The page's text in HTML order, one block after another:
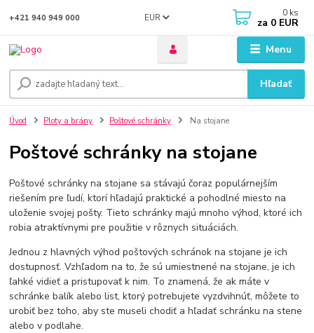
Menu
EUR
Hľadať
+421 940 949 000 0 ks
za 0 EUR
Úvod Ploty a brány Poštové schránky Na stojane
Poštové schránky na stojane
Poštové schránky na stojane sa stávajú čoraz populárnejším
riešením pre ľudí, ktorí hľadajú praktické a pohodlné miesto na
uloženie svojej pošty. Tieto schránky majú mnoho výhod, ktoré ich
robia atraktívnymi pre použitie v rôznych situáciách.
Jednou z hlavných výhod poštových schránok na stojane je ich
dostupnosť. Vzhľadom na to, že sú umiestnené na stojane, je ich
ľahké vidieť a pristupovať k nim. To znamená, že ak máte v
schránke balík alebo list, ktorý potrebujete vyzdvihnúť, môžete to
urobiť bez toho, aby ste museli chodiť a hľadať schránku na stene
alebo v podlahe.